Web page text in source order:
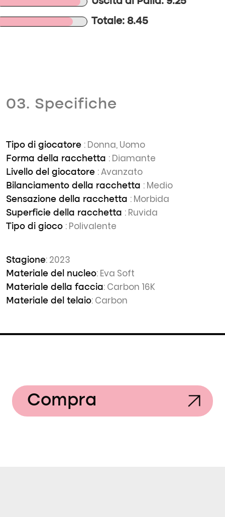
Totale: 8.45
03. Specifiche
Tipo di giocatore : Donna, Uomo
Forma della racchetta : Diamante
Livello del giocatore : Avanzato
Bilanciamento della racchetta : Medio
Sensazione della racchetta : Morbida
Superficie della racchetta : Ruvida
Tipo di gioco : Polivalente
Stagione: 2023
Materiale del nucleo: Eva Soft
Materiale della faccia: Carbon 16K
Materiale del telaio: Carbon
Compra